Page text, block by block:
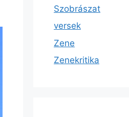
Szobrászat
versek
Zene
Zenekritika